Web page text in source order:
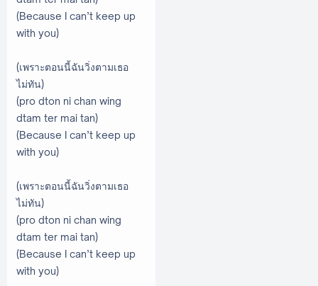
(Because I can’t keep up
with you)
(เพราะตอนนี้ฉันวิ่งตามเธอ
ไม่ทัน)
(pro dton ni chan wing
dtam ter mai tan)
(Because I can’t keep up
with you)
(เพราะตอนนี้ฉันวิ่งตามเธอ
ไม่ทัน)
(pro dton ni chan wing
dtam ter mai tan)
(Because I can’t keep up
with you)